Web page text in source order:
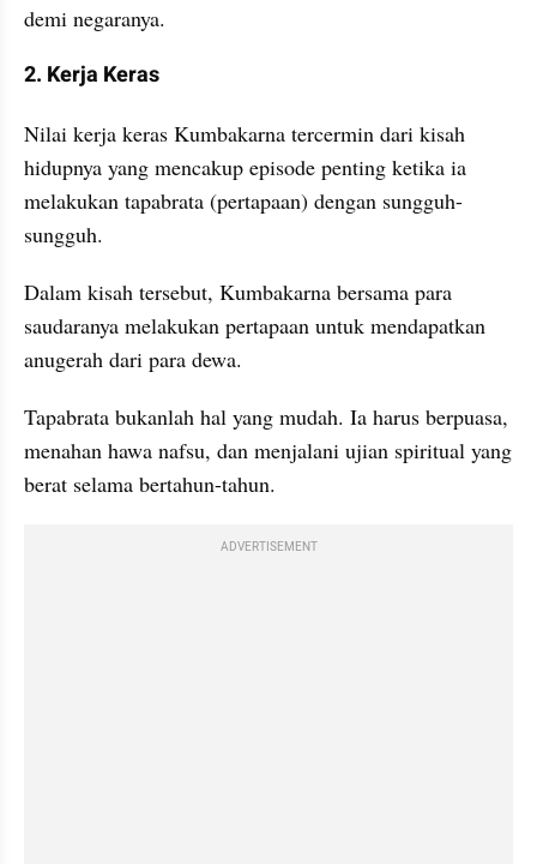
demi negaranya.
2. Kerja Keras
Nilai kerja keras Kumbakarna tercermin dari kisah
hidupnya yang mencakup episode penting ketika ia
melakukan tapabrata (pertapaan) dengan sungguh-
sungguh.
Dalam kisah tersebut, Kumbakarna bersama para
saudaranya melakukan pertapaan untuk mendapatkan
anugerah dari para dewa.
Tapabrata bukanlah hal yang mudah. Ia harus berpuasa,
menahan hawa nafsu, dan menjalani ujian spiritual yang
berat selama bertahun-tahun.
ADVERTISEMENT